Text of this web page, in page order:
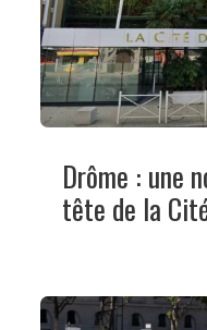
Drôme : une
tête de la